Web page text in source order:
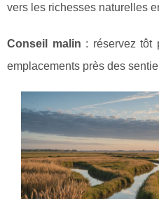
vers les richesses naturelles
Conseil malin : réservez tôt
emplacements près des